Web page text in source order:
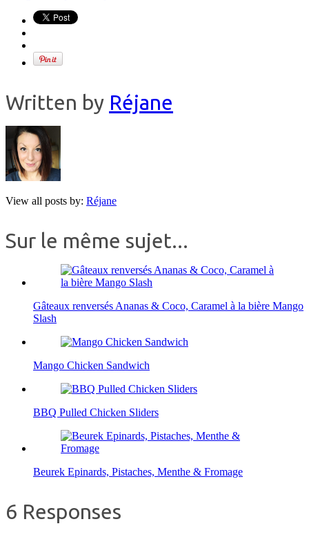
Written by Réjane
View all posts by: Réjane
Sur le même sujet...
Gâteaux renversés Ananas & Coco, Caramel à la bière Mango
Slash
Mango Chicken Sandwich
BBQ Pulled Chicken Sliders
Beurek Epinards, Pistaches, Menthe & Fromage
6 Responses